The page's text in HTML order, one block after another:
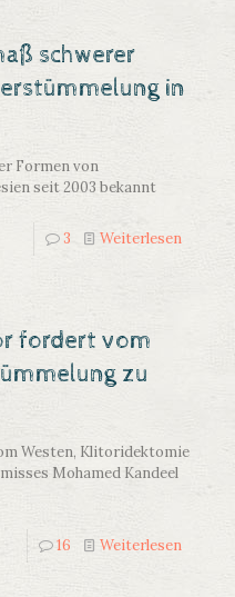
schwerer
in
Formen von
seit 2003 bekannt
3 Weiterlesen
fordert vom
zu
Westen, Klitoridektomie
Mohamed Kandeel
16 Weiterlesen